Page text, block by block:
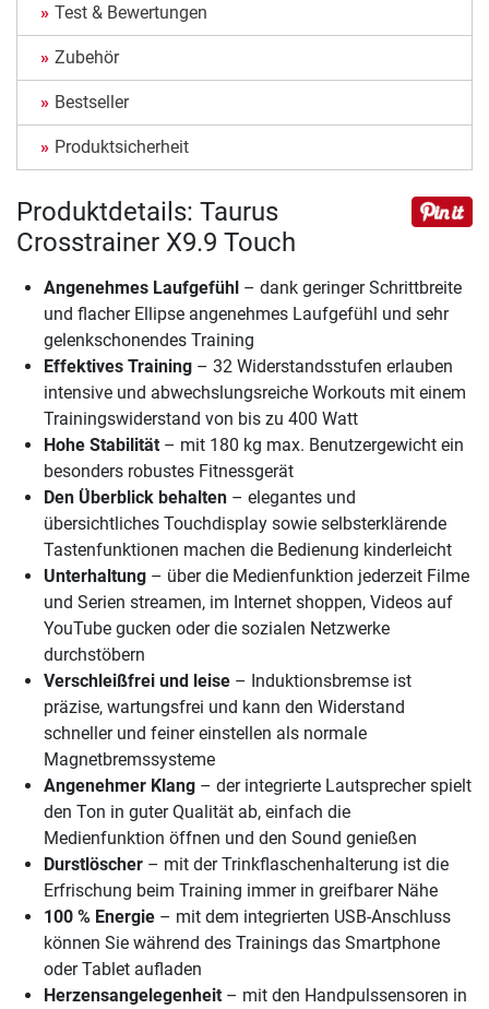
Test & Bewertungen
Zubehör
Bestseller
Produktsicherheit
Produktdetails: Taurus
Crosstrainer X9.9 Touch
Angenehmes Laufgefühl – dank geringer Schrittbreite
und flacher Ellipse angenehmes Laufgefühl und sehr
gelenkschonendes Training
Effektives Training – 32 Widerstandsstufen erlauben
intensive und abwechslungsreiche Workouts mit einem
Trainingswiderstand von bis zu 400 Watt
Hohe Stabilität – mit 180 kg max. Benutzergewicht ein
besonders robustes Fitnessgerät
Den Überblick behalten – elegantes und
übersichtliches Touchdisplay sowie selbsterklärende
Tastenfunktionen machen die Bedienung kinderleicht
Unterhaltung – über die Medienfunktion jederzeit Filme
und Serien streamen, im Internet shoppen, Videos auf
YouTube gucken oder die sozialen Netzwerke
durchstöbern
Verschleißfrei und leise – Induktionsbremse ist
präzise, wartungsfrei und kann den Widerstand
schneller und feiner einstellen als normale
Magnetbremssysteme
Angenehmer Klang – der integrierte Lautsprecher spielt
den Ton in guter Qualität ab, einfach die
Medienfunktion öffnen und den Sound genießen
Durstlöscher – mit der Trinkflaschenhalterung ist die
Erfrischung beim Training immer in greifbarer Nähe
100 % Energie – mit dem integrierten USB-Anschluss
können Sie während des Trainings das Smartphone
oder Tablet aufladen
Herzensangelegenheit – mit den Handpulssensoren in